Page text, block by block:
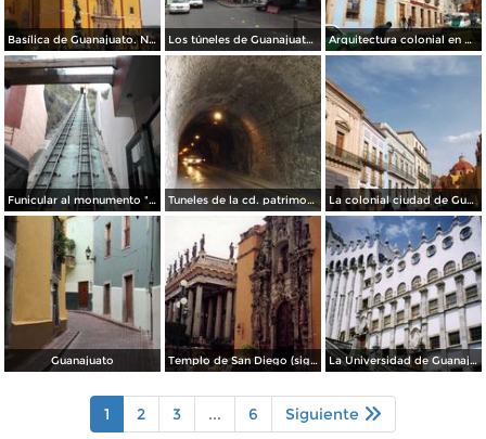
Basílica de Guanajuato. Noviembre/2012 Los túneles de Guanajuato. Noviembre/2012 Arquitectura colonial en Guanajuato. Noviembre/2012
Funicular al monumento "El Pipila". Guanajuato. Noviembre/2012 Tuneles de la cd. patrimonio cultural de la humanidad. Noviembre/2012 La colonial ciudad de Guanajuato. Noviembre/2012
Guanajuato Templo de San Diego (siglo XVIII) y teatro Juárez. Guanajuato. 2003 La Universidad de Guanajuato. 2003
1 2 3 ... 6 Siguiente